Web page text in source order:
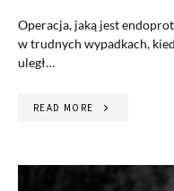
Operacja, jaką jest
w trudnych wypadkach,
uległ…
READ MORE